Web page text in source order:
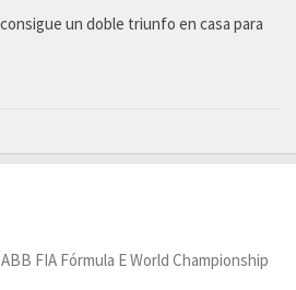
consigue un doble triunfo en casa para
FIA Fórmula E World Championship